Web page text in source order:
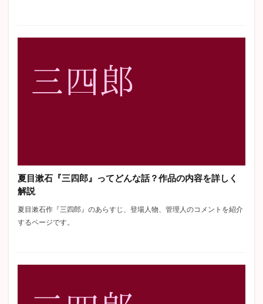
夏目漱石『三四郎』ってどんな話？作品の内容を詳しく
解説
夏目漱石作『三四郎』のあらすじ、登場人物、管理人のコメントを紹介
するページです。